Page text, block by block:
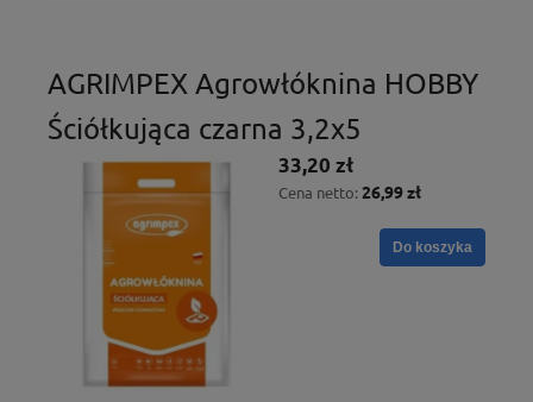
AGRIMPEX Agrowłóknina HOBBY
Ściółkująca czarna 3,2x5
33,20 zł
Cena netto: 26,99 zł
Do koszyka